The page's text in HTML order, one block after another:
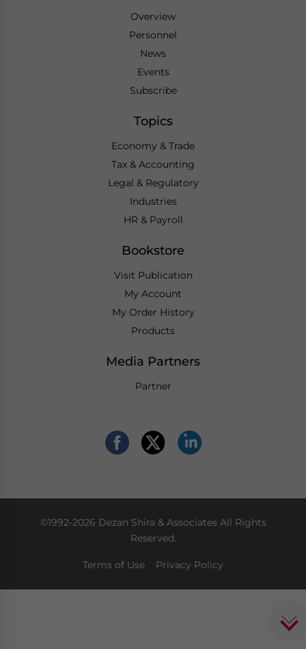
Overview
Personnel
News
Events
Subscribe
Topics
Economy & Trade
Tax & Accounting
Legal & Regulatory
Industries
HR & Payroll
Bookstore
Visit Publication
My Account
My Order History
Products
Media Partners
Partner
©1992-2026 Dezan Shira & Associates All Rights
Reserved.
Terms of Use Privacy Policy